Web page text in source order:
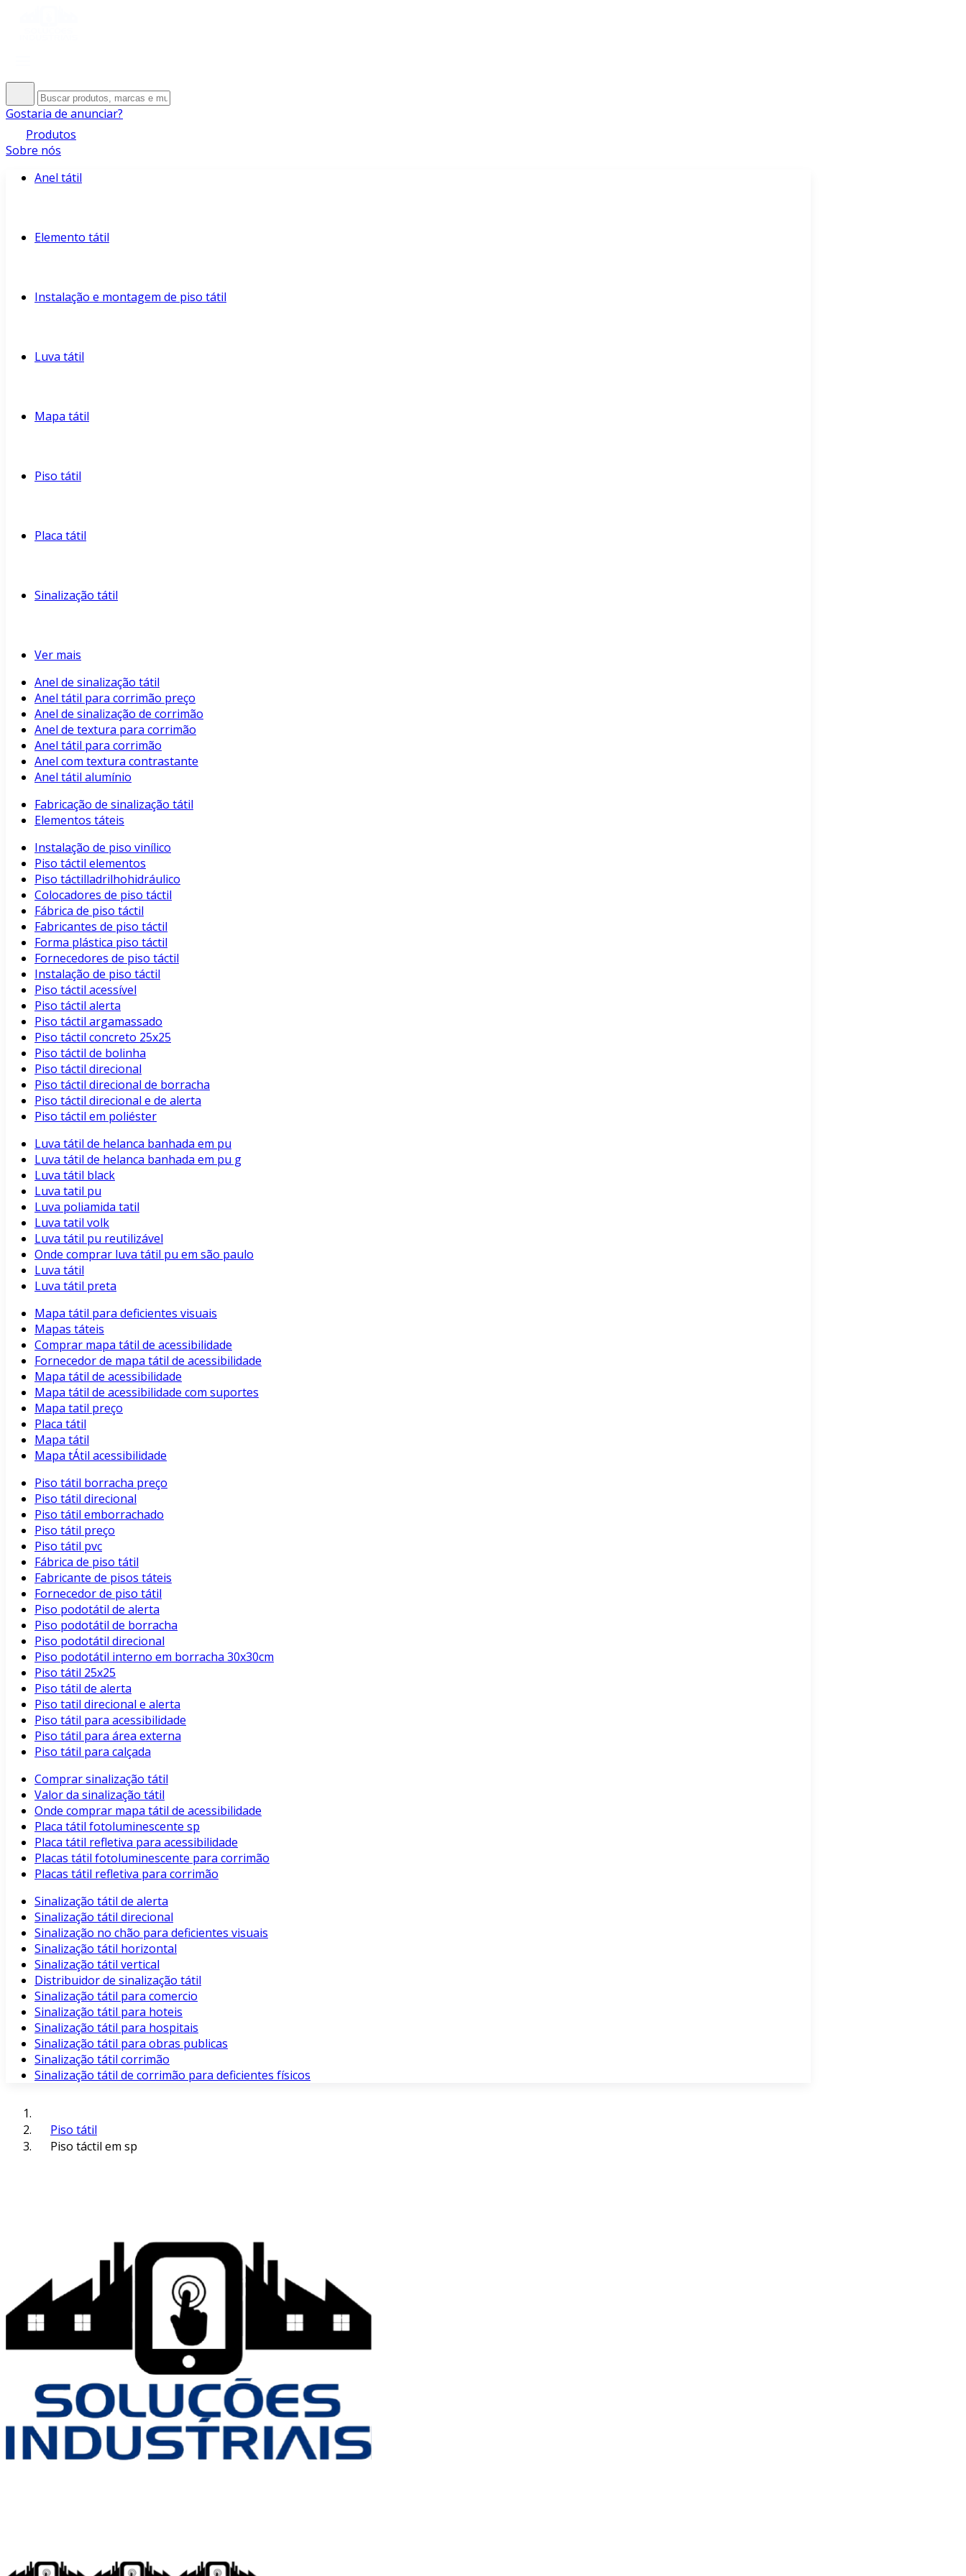
Gostaria de anunciar?
Produtos
Sobre nós
Anel tátil
Elemento tátil
Instalação e montagem de piso tátil
Luva tátil
Mapa tátil
Piso tátil
Placa tátil
Sinalização tátil
Ver mais
Anel de sinalização tátil
Anel tátil para corrimão preço
Anel de sinalização de corrimão
Anel de textura para corrimão
Anel tátil para corrimão
Anel com textura contrastante
Anel tátil alumínio
Fabricação de sinalização tátil
Elementos táteis
Instalação de piso vinílico
Piso táctil elementos
Piso táctilladrilhohidráulico
Colocadores de piso táctil
Fábrica de piso táctil
Fabricantes de piso táctil
Forma plástica piso táctil
Fornecedores de piso táctil
Instalação de piso táctil
Piso táctil acessível
Piso táctil alerta
Piso táctil argamassado
Piso táctil concreto 25x25
Piso táctil de bolinha
Piso táctil direcional
Piso táctil direcional de borracha
Piso táctil direcional e de alerta
Piso táctil em poliéster
Luva tátil de helanca banhada em pu
Luva tátil de helanca banhada em pu g
Luva tátil black
Luva tatil pu
Luva poliamida tatil
Luva tatil volk
Luva tátil pu reutilizável
Onde comprar luva tátil pu em são paulo
Luva tátil
Luva tátil preta
Mapa tátil para deficientes visuais
Mapas táteis
Comprar mapa tátil de acessibilidade
Fornecedor de mapa tátil de acessibilidade
Mapa tátil de acessibilidade
Mapa tátil de acessibilidade com suportes
Mapa tatil preço
Placa tátil
Mapa tátil
Mapa tÁtil acessibilidade
Piso tátil borracha preço
Piso tátil direcional
Piso tátil emborrachado
Piso tátil preço
Piso tátil pvc
Fábrica de piso tátil
Fabricante de pisos táteis
Fornecedor de piso tátil
Piso podotátil de alerta
Piso podotátil de borracha
Piso podotátil direcional
Piso podotátil interno em borracha 30x30cm
Piso tátil 25x25
Piso tátil de alerta
Piso tatil direcional e alerta
Piso tátil para acessibilidade
Piso tátil para área externa
Piso tátil para calçada
Comprar sinalização tátil
Valor da sinalização tátil
Onde comprar mapa tátil de acessibilidade
Placa tátil fotoluminescente sp
Placa tátil refletiva para acessibilidade
Placas tátil fotoluminescente para corrimão
Placas tátil refletiva para corrimão
Sinalização tátil de alerta
Sinalização tátil direcional
Sinalização no chão para deficientes visuais
Sinalização tátil horizontal
Sinalização tátil vertical
Distribuidor de sinalização tátil
Sinalização tátil para comercio
Sinalização tátil para hoteis
Sinalização tátil para hospitais
Sinalização tátil para obras publicas
Sinalização tátil corrimão
Sinalização tátil de corrimão para deficientes físicos
Piso tátil
Piso táctil em sp